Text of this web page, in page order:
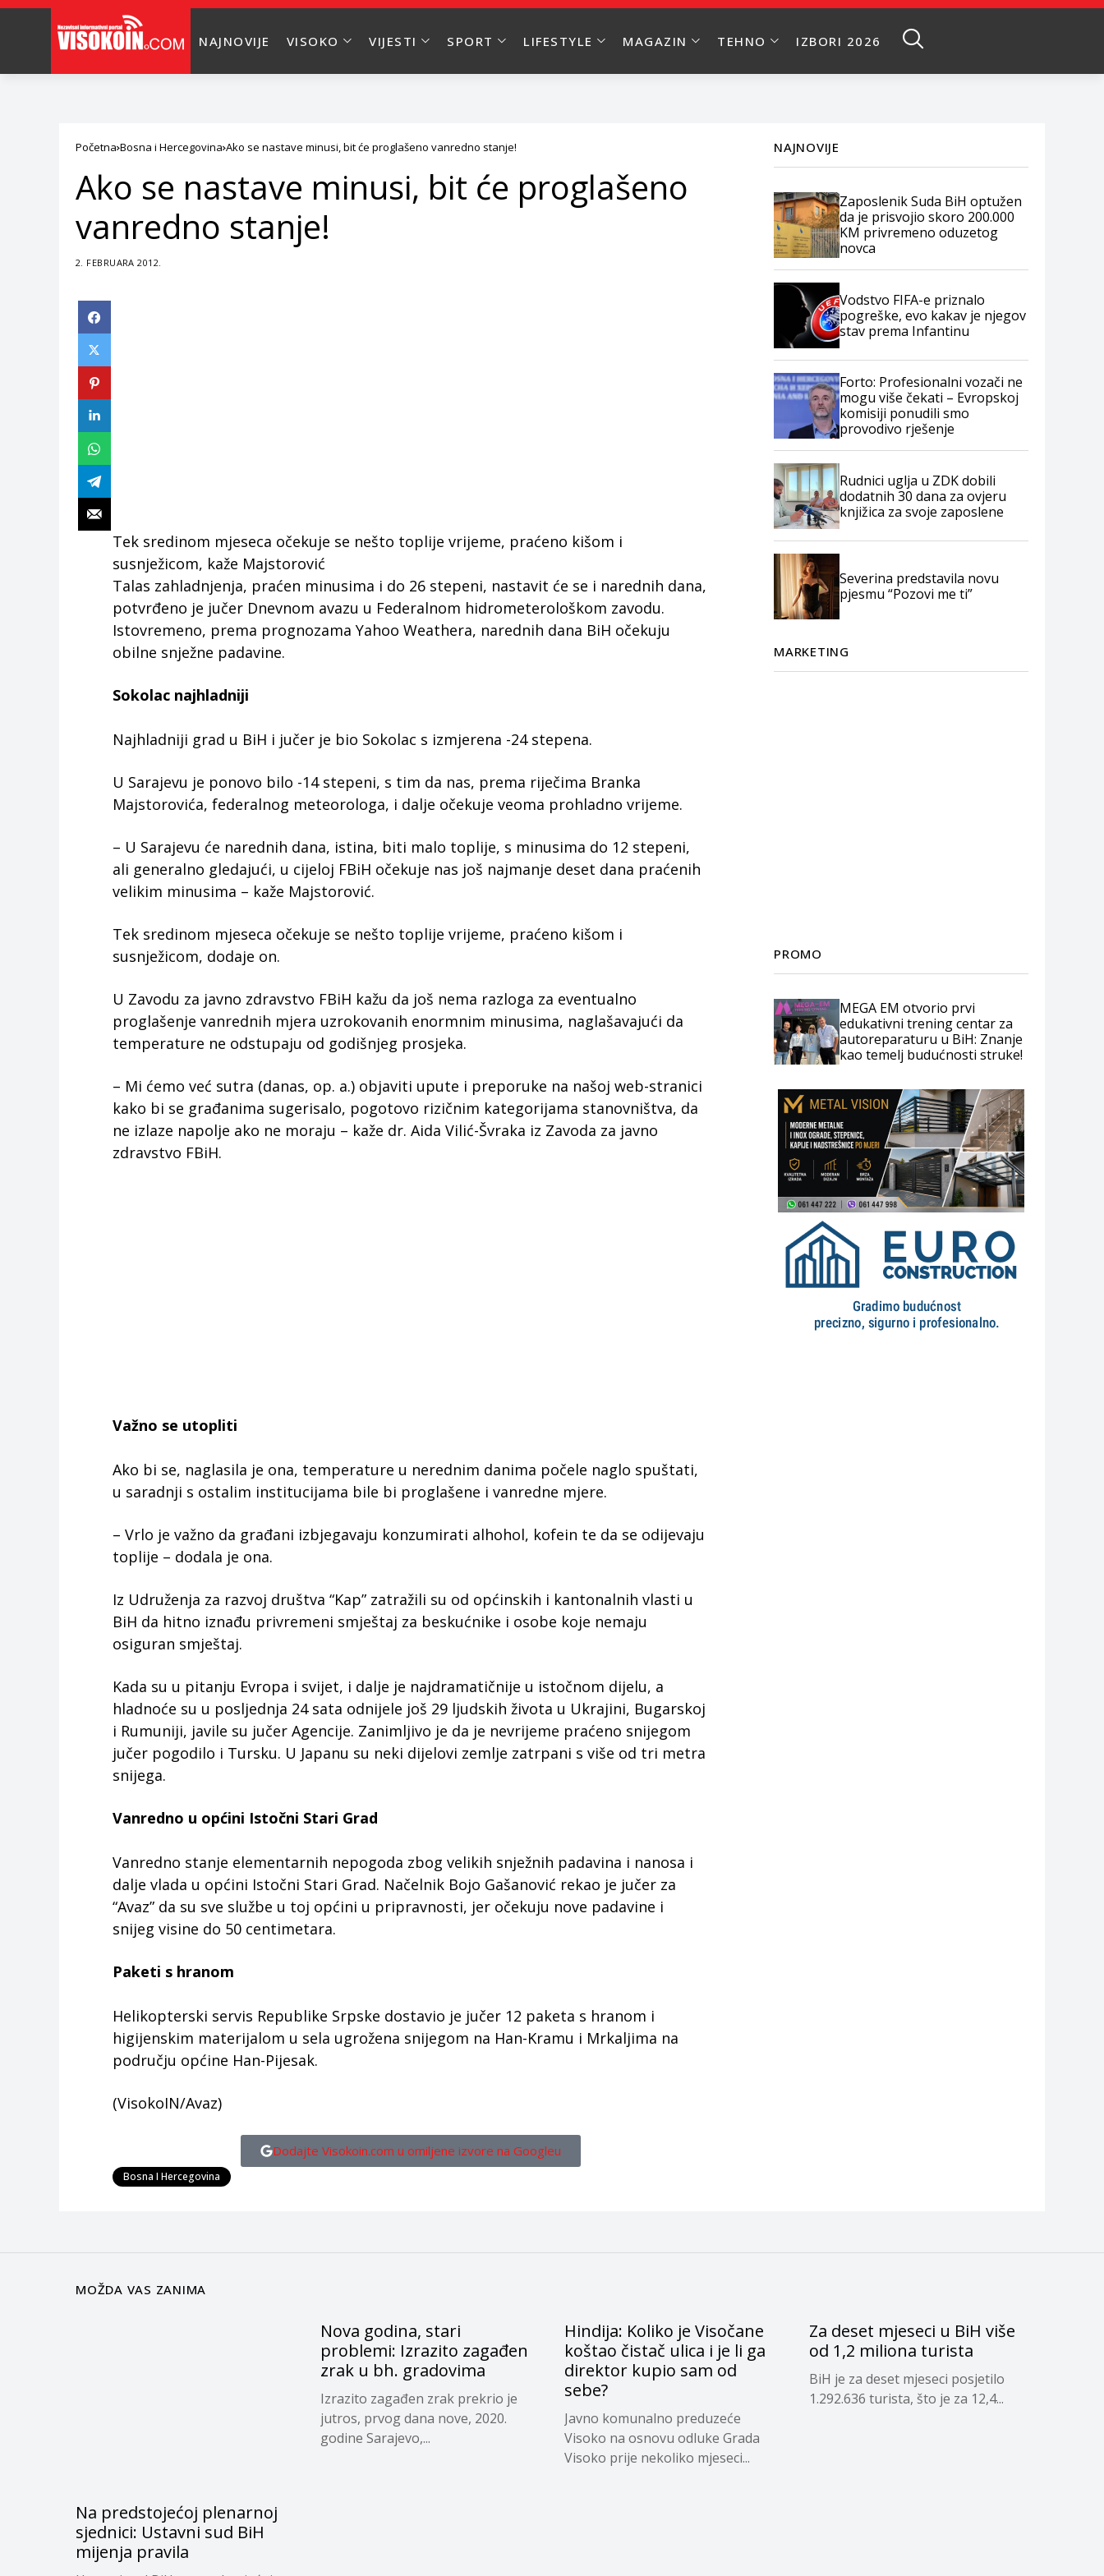
NAJNOVIJE VISOKO VIJESTI SPORT LIFESTYLE MAGAZIN TEHNO IZBORI 2026
Početna Bosna i Hercegovina Ako se nastave minusi, bit će proglašeno vanredno stanje!
Ako se nastave minusi, bit će proglašeno
vanredno stanje!
2. FEBRUARA 2012.
Tek sredinom mjeseca očekuje se nešto toplije vrijeme, praćeno kišom i
susnježicom, kaže Majstorović
Talas zahladnjenja, praćen minusima i do 26 stepeni, nastavit će se i narednih dana,
potvrđeno je jučer Dnevnom avazu u Federalnom hidrometerološkom zavodu.
Istovremeno, prema prognozama Yahoo Weathera, narednih dana BiH očekuju
obilne snježne padavine.
Sokolac najhladniji
Najhladniji grad u BiH i jučer je bio Sokolac s izmjerena -24 stepena.
U Sarajevu je ponovo bilo -14 stepeni, s tim da nas, prema riječima Branka
Majstorovića, federalnog meteorologa, i dalje očekuje veoma prohladno vrijeme.
– U Sarajevu će narednih dana, istina, biti malo toplije, s minusima do 12 stepeni,
ali generalno gledajući, u cijeloj FBiH očekuje nas još najmanje deset dana praćenih
velikim minusima – kaže Majstorović.
Tek sredinom mjeseca očekuje se nešto toplije vrijeme, praćeno kišom i
susnježicom, dodaje on.
U Zavodu za javno zdravstvo FBiH kažu da još nema razloga za eventualno
proglašenje vanrednih mjera uzrokovanih enormnim minusima, naglašavajući da
temperature ne odstupaju od godišnjeg prosjeka.
– Mi ćemo već sutra (danas, op. a.) objaviti upute i preporuke na našoj web-stranici
kako bi se građanima sugerisalo, pogotovo rizičnim kategorijama stanovništva, da
ne izlaze napolje ako ne moraju – kaže dr. Aida Vilić-Švraka iz Zavoda za javno
zdravstvo FBiH.
Važno se utopliti
Ako bi se, naglasila je ona, temperature u nerednim danima počele naglo spuštati,
u saradnji s ostalim institucijama bile bi proglašene i vanredne mjere.
– Vrlo je važno da građani izbjegavaju konzumirati alhohol, kofein te da se odijevaju
toplije – dodala je ona.
Iz Udruženja za razvoj društva “Kap” zatražili su od općinskih i kantonalnih vlasti u
BiH da hitno iznađu privremeni smještaj za beskućnike i osobe koje nemaju
osiguran smještaj.
Kada su u pitanju Evropa i svijet, i dalje je najdramatičnije u istočnom dijelu, a
hladnoće su u posljednja 24 sata odnijele još 29 ljudskih života u Ukrajini, Bugarskoj
i Rumuniji, javile su jučer Agencije. Zanimljivo je da je nevrijeme praćeno snijegom
jučer pogodilo i Tursku. U Japanu su neki dijelovi zemlje zatrpani s više od tri metra
snijega.
Vanredno u općini Istočni Stari Grad
Vanredno stanje elementarnih nepogoda zbog velikih snježnih padavina i nanosa i
dalje vlada u općini Istočni Stari Grad. Načelnik Bojo Gašanović rekao je jučer za
“Avaz” da su sve službe u toj općini u pripravnosti, jer očekuju nove padavine i
snijeg visine do 50 centimetara.
Paketi s hranom
Helikopterski servis Republike Srpske dostavio je jučer 12 paketa s hranom i
higijenskim materijalom u sela ugrožena snijegom na Han-Kramu i Mrkaljima na
području općine Han-Pijesak.
(VisokoIN/Avaz)
Dodajte Visokoin.com u omiljene izvore na Googleu
Bosna I Hercegovina
NAJNOVIJE
Zaposlenik Suda BiH optužen
da je prisvojio skoro 200.000
KM privremeno oduzetog
novca
Vodstvo FIFA-e priznalo
pogreške, evo kakav je njegov
stav prema Infantinu
Forto: Profesionalni vozači ne
mogu više čekati – Evropskoj
komisiji ponudili smo
provodivo rješenje
Rudnici uglja u ZDK dobili
dodatnih 30 dana za ovjeru
knjižica za svoje zaposlene
Severina predstavila novu
pjesmu “Pozovi me ti”
MARKETING
PROMO
MEGA EM otvorio prvi
edukativni trening centar za
autoreparaturu u BiH: Znanje
kao temelj budućnosti struke!
MOŽDA VAS ZANIMA
Na predstojećoj plenarnoj
sjednici: Ustavni sud BiH
mijenja pravila
Nova godina, stari
problemi: Izrazito zagađen
zrak u bh. gradovima
Izrazito zagađen zrak prekrio je
jutros, prvog dana nove, 2020.
godine Sarajevo,...
Hindija: Koliko je Visočane
koštao čistač ulica i je li ga
direktor kupio sam od
sebe?
Javno komunalno preduzeće
Visoko na osnovu odluke Grada
Visoko prije nekoliko mjeseci...
Za deset mjeseci u BiH više
od 1,2 miliona turista
BiH je za deset mjeseci posjetilo
1.292.636 turista, što je za 12,4...